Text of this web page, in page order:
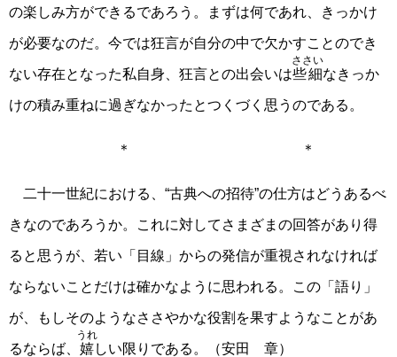
の楽しみ方ができるであろう。まずは何であれ、きっかけ
が必要なのだ。今では狂言が自分の中で欠かすことのでき
ない存在となった私自身、狂言との出会いは些細
ささい
なきっか
けの積み重ねに過ぎなかったとつくづく思うのである。
＊ ＊
二十一世紀における、“古典への招待”の仕方はどうあるべ
きなのであろうか。これに対してさまざまの回答があり得
ると思うが、若い「目線」からの発信が重視されなければ
ならないことだけは確かなように思われる。この「語り」
が、もしそのようなささやかな役割を果すようなことがあ
るならば、 嬉
うれ
しい限りである。（安田 章）